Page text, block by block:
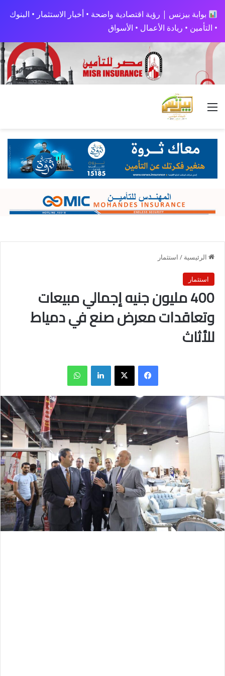
بوابة بيزنس | رؤية اقتصادية واضحة • أخبار الاستثمار • البنوك
• التأمين • ريادة الأعمال • الأسواق
القائمة
الرئيسية / استثمار
استثمار
400 مليون جنيه إجمالي مبيعات
وتعاقدات معرض صنع في دمياط
للأثاث
فيسبوك X لينكدإن